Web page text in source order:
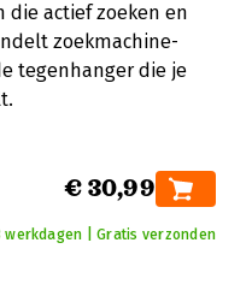
die actief zoeken en
zoekmachine-
tegenhanger die je
€ 30,99
werkdagen | Gratis verzonden